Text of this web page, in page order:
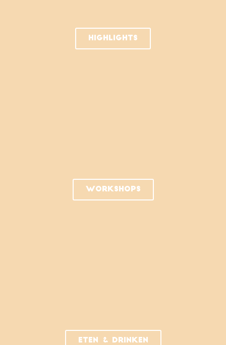
HIGHLIGHTS
Workshops
Eten & drinken